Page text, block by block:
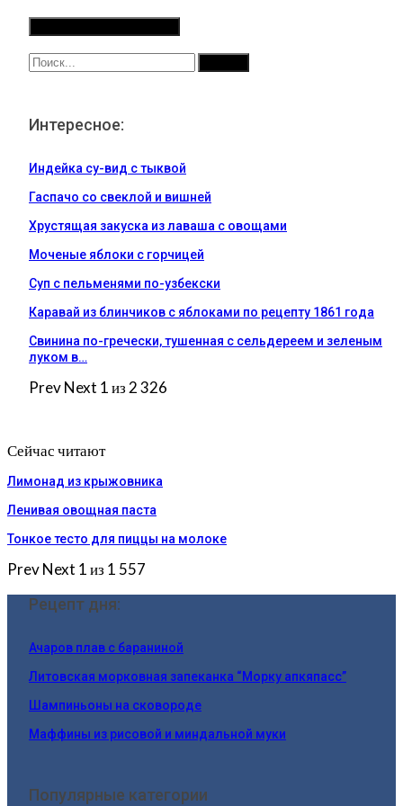
Интересное:
Индейка су-вид с тыквой
Гаспачо со свеклой и вишней
Хрустящая закуска из лаваша с овощами
Моченые яблоки с горчицей
Суп с пельменями по-узбекски
Каравай из блинчиков с яблоками по рецепту 1861 года
Свинина по-гречески, тушенная с сельдереем и зеленым
луком в…
PrevNext 1 из 2 326
Сейчас читают
Лимонад из крыжовника
Ленивая овощная паста
Тонкое тесто для пиццы на молоке
PrevNext 1 из 1 557
Рецепт дня:
Ачаров плав с бараниной
Литовская морковная запеканка “Морку апкяпасс”
Шампиньоны на сковороде
Маффины из рисовой и миндальной муки
Популярные категории